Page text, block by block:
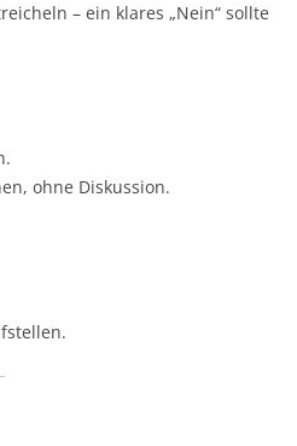
– ein klares „Nein“ sollte
ohne Diskussion.